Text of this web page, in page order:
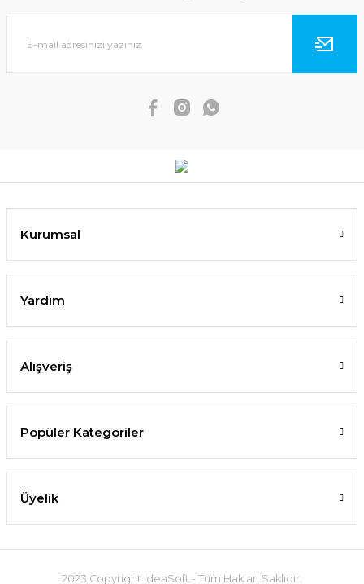
Kurumsal
Yardım
Alışveriş
Popüler Kategoriler
Üyelik
2023 Copyright IdeaSoft - Tüm Hakları Saklıdır.